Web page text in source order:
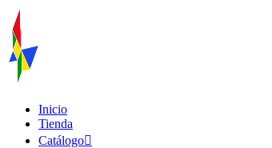
Inicio
Tienda
Catálogo